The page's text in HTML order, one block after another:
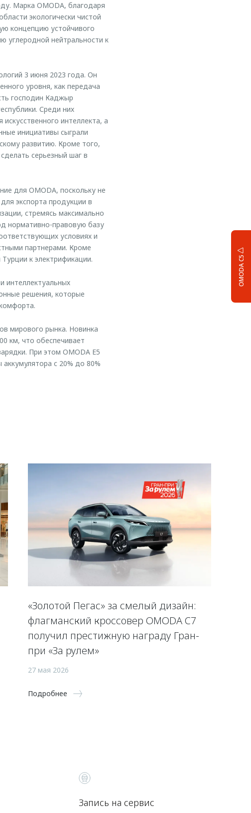
OMODA C5
Марка OMODA, благодаря
экологически чистой
концепцию устойчивого
углеродной нейтральности к
3 июня 2023 года. Он
уровня, как передача
господин Каджыр
Среди них
интеллекта, а
инициативы сыграли
развитию. Кроме того,
серьезный шаг в
для OMODA, поскольку не
экспорта продукции в
стремясь максимально
нормативно-правовую базу
условиях и
партнерами. Кроме
к электрификации.
интеллектуальных
решения, которые
мирового рынка. Новинка
км, что обеспечивает
При этом OMODA E5
с 20% до 80%
«Золотой Пегас» за смелый дизайн:
флагманский кроссовер OMODA C7
получил престижную награду Гран-
при «За рулем»
27 мая 2026
Подробнее
Запись на сервис